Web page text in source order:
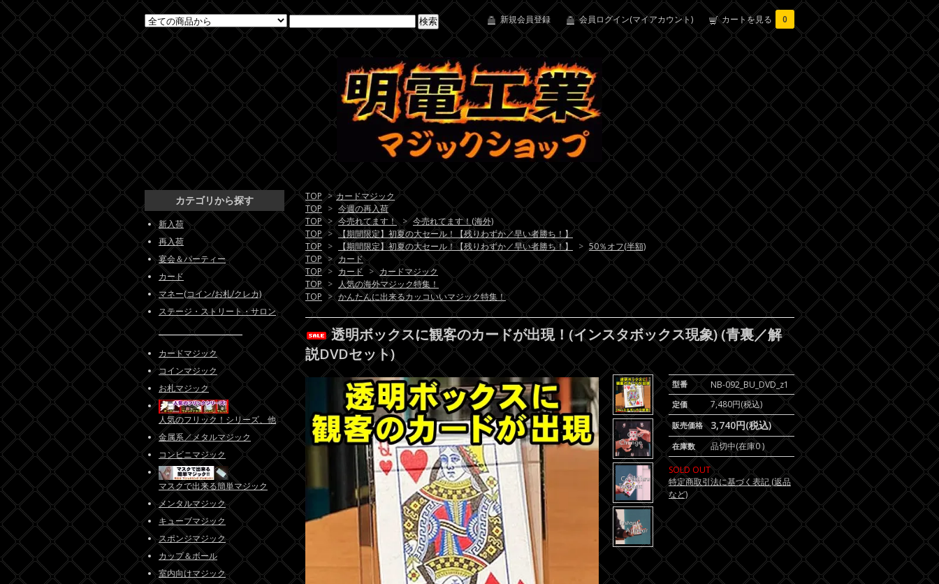
新規会員登録 会員ログイン(マイアカウント) カートを見る 0
TOP > カードマジック
TOP > 今週の再入荷
TOP > 今売れてます！ > 今売れてます！(海外)
TOP > 【期間限定】初夏の大セール！【残りわずか／早い者勝ち！】
TOP > 【期間限定】初夏の大セール！【残りわずか／早い者勝ち！】 > 50％オフ(半額)
TOP > カード
TOP > カード > カードマジック
TOP > 人気の海外マジック特集！
TOP > かんたんに出来るカッコいいマジック特集！
透明ボックスに観客のカードが出現！(インスタボックス現象) (青裏／解
説DVDセット)
型番 NB-092_BU_DVD_z1
定価 7,480円(税込)
販売価格 3,740円(税込)
在庫数
品切中(在庫0 )
SOLD OUT
特定商取引法に基づく表記 (返品
など)
カテゴリから探す
新入荷
再入荷
宴会＆パーティー
カード
マネー(コイン/お札/クレカ)
ステージ・ストリート・サロン
カードマジック
コインマジック
お札マジック
人気のフリック！シリーズ、他
金属系／メタルマジック
コンビニマジック
マスクで出来る簡単マジック
メンタルマジック
キューブマジック
スポンジマジック
カップ＆ボール
室内向けマジック